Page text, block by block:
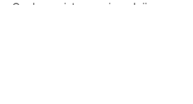
Ovakav pristup proizvodnji